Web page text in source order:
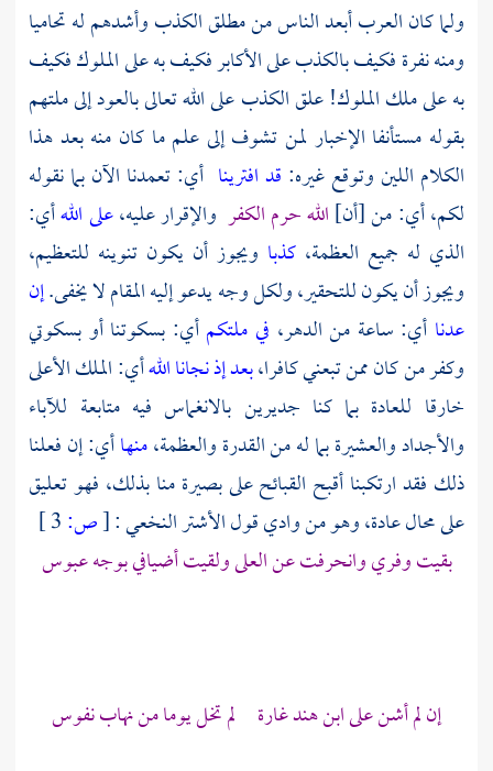
ولما كان العرب أبعد الناس من مطلق الكذب وأشدهم له تحاميا
ومنه نفرة فكيف بالكذب على الأكابر فكيف به على الملوك فكيف
به على ملك الملوك! علق الكذب على الله تعالى بالعود إلى ملتهم
بقوله مستأنفا الإخبار لمن تشوف إلى علم ما كان منه بعد هذا
الكلام اللين وتوقع غيره: قد افترينا أي: تعمدنا الآن بما نقوله
لكم، أي: من [أن]الله حرم الكفر والإقرار عليه،على اللهأي:
الذي له جميع العظمة،كذبا ويجوز أن يكون تنوينه للتعظيم،
ويجوز أن يكون للتحقير، ولكل وجه يدعو إليه المقام لا يخفى.إن
عدنا أي: ساعة من الدهر، في ملتكمأي: بسكوتنا أو بسكوتي
وكفر من كان ممن تبعني كافرا،بعد إذ نجانا اللهأي: الملك الأعلى
خارقا للعادة بما كنا جديرين بالانغماس فيه متابعة للآباء
والأجداد والعشيرة بما له من القدرة والعظمة،منهاأي: إن فعلنا
ذلك فقد ارتكبنا أقبح القبائح على بصيرة منا بذلك، فهو تعليق
على محال عادة، وهو من وادي قولالأشتر النخعي:
[ص:
بقيت وفري وانحرفت عن العلى ولقيت أضيافي بوجه عبوس
إن لم أشن على ابن هند غارة لم تخل يوما من نهاب نفوس